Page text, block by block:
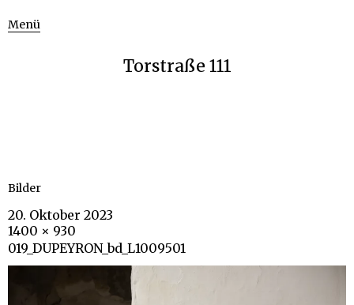
Menü
Torstraße 111
Bilder
20. Oktober 2023
1400 × 930
019_DUPEYRON_bd_L1009501